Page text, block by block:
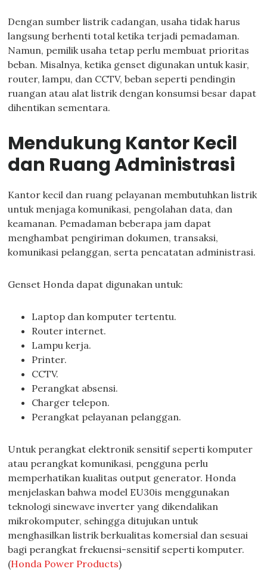
Dengan sumber listrik cadangan, usaha tidak harus
langsung berhenti total ketika terjadi pemadaman.
Namun, pemilik usaha tetap perlu membuat prioritas
beban. Misalnya, ketika genset digunakan untuk kasir,
router, lampu, dan CCTV, beban seperti pendingin
ruangan atau alat listrik dengan konsumsi besar dapat
dihentikan sementara.
Mendukung Kantor Kecil
dan Ruang Administrasi
Kantor kecil dan ruang pelayanan membutuhkan listrik
untuk menjaga komunikasi, pengolahan data, dan
keamanan. Pemadaman beberapa jam dapat
menghambat pengiriman dokumen, transaksi,
komunikasi pelanggan, serta pencatatan administrasi.
Genset Honda dapat digunakan untuk:
Laptop dan komputer tertentu.
Router internet.
Lampu kerja.
Printer.
CCTV.
Perangkat absensi.
Charger telepon.
Perangkat pelayanan pelanggan.
Untuk perangkat elektronik sensitif seperti komputer
atau perangkat komunikasi, pengguna perlu
memperhatikan kualitas output generator. Honda
menjelaskan bahwa model EU30is menggunakan
teknologi sinewave inverter yang dikendalikan
mikrokomputer, sehingga ditujukan untuk
menghasilkan listrik berkualitas komersial dan sesuai
bagi perangkat frekuensi-sensitif seperti komputer.
(Honda Power Products)